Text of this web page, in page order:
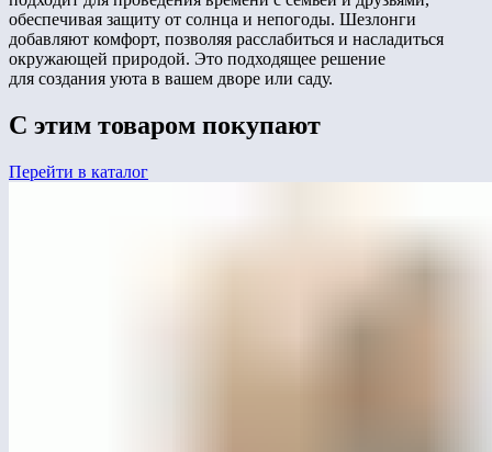
обеспечивая защиту от солнца и непогоды. Шезлонги
добавляют комфорт, позволяя расслабиться и насладиться
окружающей природой. Это подходящее решение
для создания уюта в вашем дворе или саду.
С этим товаром покупают
Перейти в каталог